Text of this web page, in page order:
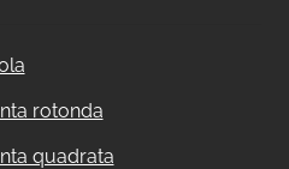
rotonda
quadrata